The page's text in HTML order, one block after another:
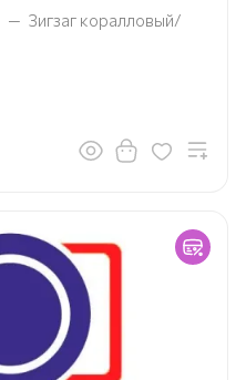
— Зигзаг коралловый/